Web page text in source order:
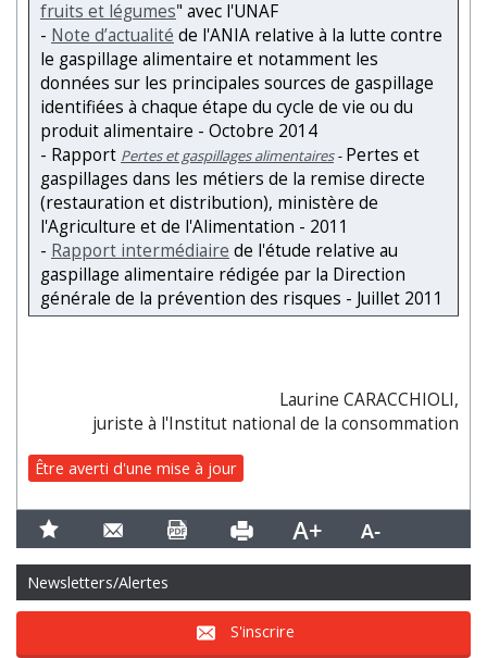
fruits et légumes" avec l'UNAF
- Note d’actualité de l'ANIA relative à la lutte contre
le gaspillage alimentaire et notamment les
données sur les principales sources de gaspillage
identifiées à chaque étape du cycle de vie ou du
produit alimentaire - Octobre 2014
- Rapport Pertes et gaspillages alimentaires-Pertes et
gaspillages dans les métiers de la remise directe
(restauration et distribution), ministère de
l'Agriculture et de l'Alimentation - 2011
- Rapport intermédiaire de l'étude relative au
gaspillage alimentaire rédigée par la Direction
générale de la prévention des risques - Juillet 2011
Laurine CARACCHIOLI,
juriste à l'Institut national de la consommation
Être averti d'une mise à jour
Newsletters/Alertes
S'inscrire